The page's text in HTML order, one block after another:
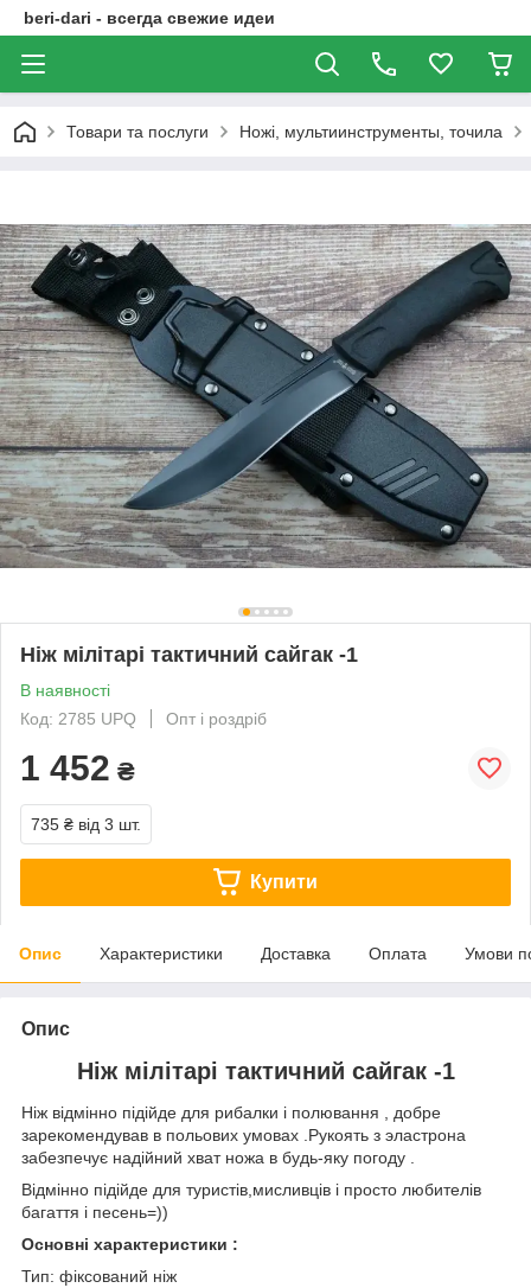
beri-dari - всегда свежие идеи
Товари та послуги Ножі, мультиинструменты, точила
Ніж мілітарі тактичний сайгак -1
В наявності
Код: 2785 UPQ
Опт і роздріб
1 452 ₴
735 ₴ від 3 шт.
Купити
Опис Характеристики Доставка Оплата Умови
Опис
Ніж мілітарі тактичний сайгак -1
Ніж відмінно підійде для рибалки і полювання , добре
зарекомендував в польових умовах .Рукоять з эластрона
забезпечує надійний хват ножа в будь-яку погоду .
Відмінно підійде для туристів,мисливців і просто любителів
багаття і песень=))
Основні характеристики :
Тип: фіксований ніж